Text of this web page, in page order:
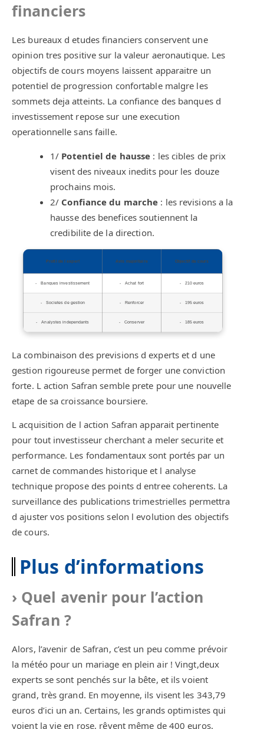
financiers
Les bureaux d etudes financiers conservent une
opinion tres positive sur la valeur aeronautique. Les
objectifs de cours moyens laissent apparaitre un
potentiel de progression confortable malgre les
sommets deja atteints. La confiance des banques d
investissement repose sur une execution
operationnelle sans faille.
1/ Potentiel de hausse : les cibles de prix
visent des niveaux inedits pour les douze
prochains mois.
2/ Confiance du marche : les revisions a la
hausse des benefices soutiennent la
credibilite de la direction.
Profil de l expert Avis majoritaire Objectif de cours
Banques investissement Achat fort 210 euros
Societes de gestion Renforcer 195 euros
Analystes independants Conserver 185 euros
La combinaison des previsions d experts et d une
gestion rigoureuse permet de forger une conviction
forte. L action Safran semble prete pour une nouvelle
etape de sa croissance boursiere.
L acquisition de l action Safran apparait pertinente
pour tout investisseur cherchant a meler securite et
performance. Les fondamentaux sont portés par un
carnet de commandes historique et l analyse
technique propose des points d entree coherents. La
surveillance des publications trimestrielles permettra
d ajuster vos positions selon l evolution des objectifs
de cours.
Plus d’informations
Quel avenir pour l’action
Safran ?
Alors, l’avenir de Safran, c’est un peu comme prévoir
la météo pour un mariage en plein air ! Vingt,deux
experts se sont penchés sur la bête, et ils voient
grand, très grand. En moyenne, ils visent les 343,79
euros d’ici un an. Certains, les grands optimistes qui
voient la vie en rose, rêvent même de 400 euros.